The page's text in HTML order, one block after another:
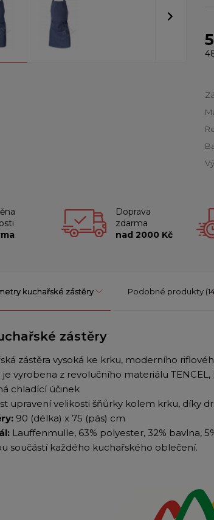
Doprava
zdarma
nad 2000 Kč
kuchařské zástěry Podobné produkty
zástěry
zástěra vysoká ke krku, moderního
je vyrobena z revolučního materiálu
chladící účinek
upravení velikosti šňůrky kolem krku, díky
90 (délka) x 75 (pás) cm
Lauffenmulle, 63% polyester, 32% bavlna,
součástí každého kuchařského oblečení.